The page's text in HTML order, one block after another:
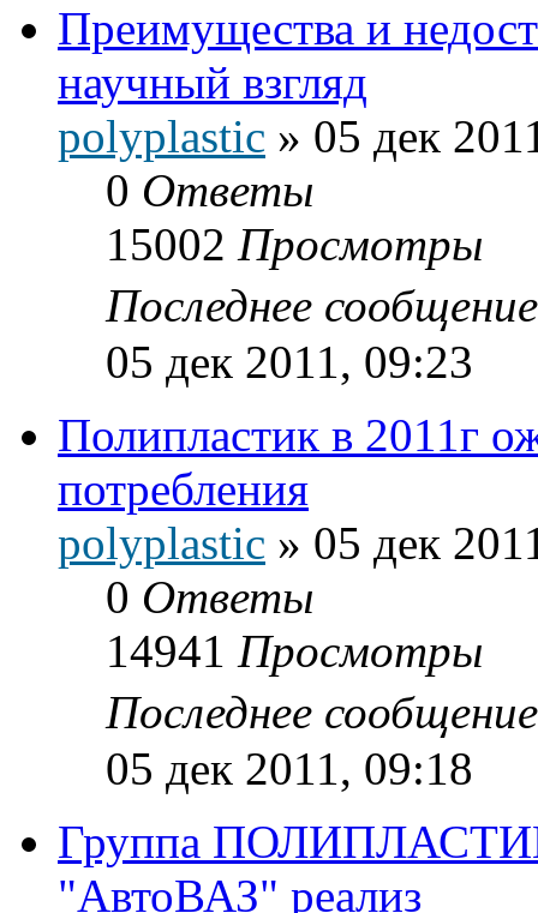
Преимущества и
научный взгляд
polyplastic » 05 дек
0 Ответы
15002 Просмотры
Последнее
05 дек 2011, 09:23
Полипластик в 2011г
потребления
polyplastic » 05 дек
0 Ответы
14941 Просмотры
Последнее
05 дек 2011, 09:18
Группа
"АвтоВАЗ" реализ